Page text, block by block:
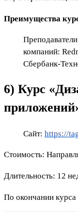
Преимущества
компаний:
Сбербанк-
6) Курс
Сайт: https://
Стоимость:
Длительность: 12
По окончании курса